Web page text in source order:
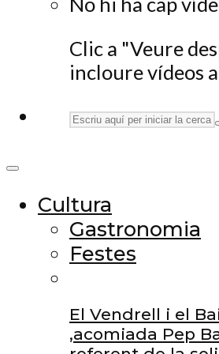
Clic a "Veure
incloure vídeos
Cultura
Gastronomia
Festes
El Vendrell i el
,acomiada Pep